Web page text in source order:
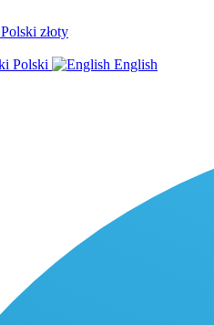
Polski złoty
Polski
English